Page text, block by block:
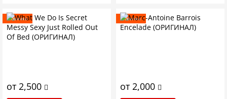
Новинка
от 2,500
Новинка
от 2,000